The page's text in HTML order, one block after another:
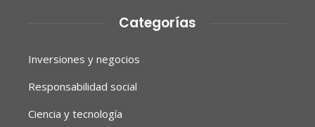
Categorías
Inversiones y negocios
Responsabilidad social
Ciencia y tecnología